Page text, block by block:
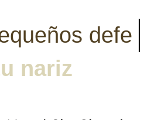
s defec